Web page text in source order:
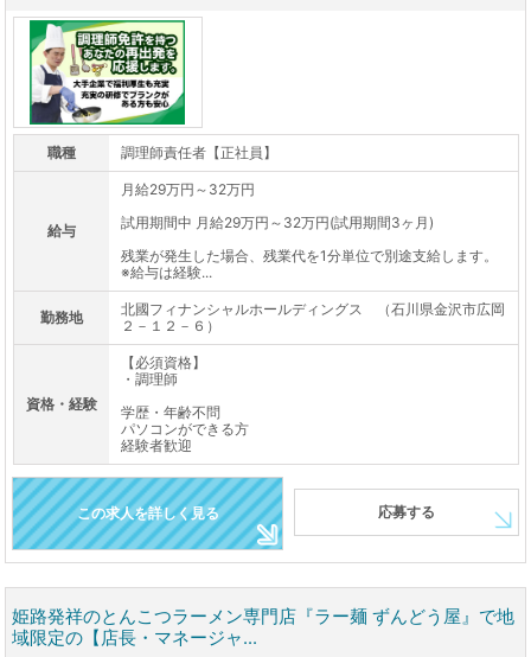
職種 調理師責任者【正社員】
給与
月給29万円～32万円
試用期間中 月給29万円～32万円(試用期間3ヶ月)
残業が発生した場合、残業代を1分単位で別途支給します。
※給与は経験...
勤務地
北國フィナンシャルホールディングス （石川県金沢市広岡
２－１２－６）
資格・経験
【必須資格】
・調理師
学歴・年齢不問
パソコンができる方
経験者歓迎
この求人を詳しく見る 応募する
姫路発祥のとんこつラーメン専門店『ラー麺 ずんどう屋』で地
域限定の【店長・マネージャ...